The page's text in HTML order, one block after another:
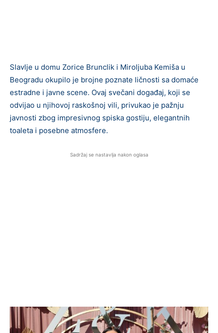
Slavlje u domu Zorice Brunclik i Miroljuba Kemiša u
Beogradu okupilo je brojne poznate ličnosti sa domaće
estradne i javne scene. Ovaj svečani događaj, koji se
odvijao u njihovoj raskošnoj vili, privukao je pažnju
javnosti zbog impresivnog spiska gostiju, elegantnih
toaleta i posebne atmosfere.
Sadržaj se nastavlja nakon oglasa